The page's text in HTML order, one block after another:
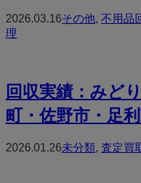
2026.03.16その他, 不用品
理
回収実績：みど
町・佐野市・足
2026.01.26未分類, 査定買